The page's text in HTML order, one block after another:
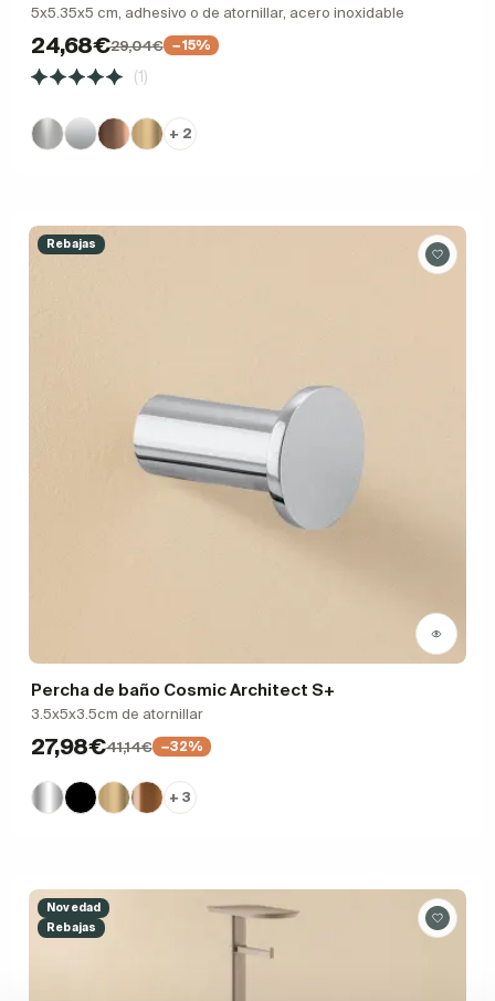
5x5.35x5 cm, adhesivo o de atornillar, acero inoxidable
24,68€29,04€ −15%
(1)
+ 2
Rebajas
Percha de baño Cosmic Architect S+
3.5x5x3.5cm de atornillar
27,98€41,14€ −32%
+ 3
Novedad
Rebajas